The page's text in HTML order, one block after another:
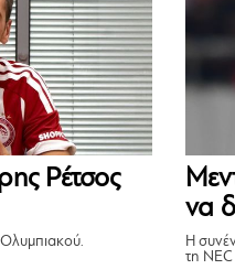
Ρέτσος
να
Η
τη